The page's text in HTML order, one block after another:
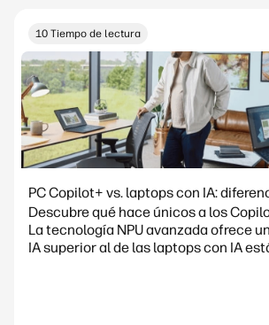
10 Tiempo de lectura
PC Copilot+ vs. laptops con IA:
Descubre qué hace únicos a los
La tecnología NPU avanzada ofrece
IA superior al de las laptops con IA